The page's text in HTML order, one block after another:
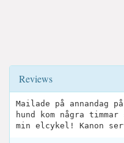
Reviews
Mailade på annandag
hund kom några
min elcykel! Kanon